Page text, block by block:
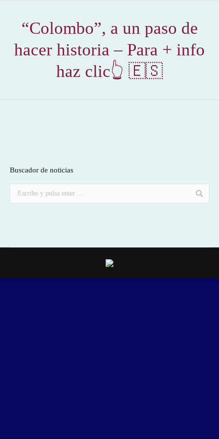
“Colombo”, a un paso de
hacer historia – Para + info
haz clic👆 🇪🇸
Buscador de noticias